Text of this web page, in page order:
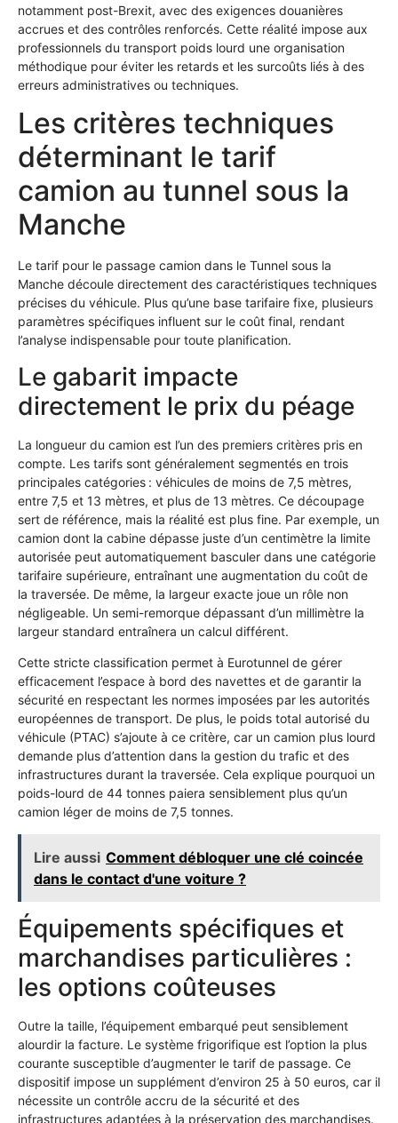
notamment post-Brexit, avec des exigences douanières
accrues et des contrôles renforcés. Cette réalité impose aux
professionnels du transport poids lourd une organisation
méthodique pour éviter les retards et les surcoûts liés à des
erreurs administratives ou techniques.
Les critères techniques
déterminant le tarif
camion au tunnel sous la
Manche
Le tarif pour le passage camion dans le Tunnel sous la
Manche découle directement des caractéristiques techniques
précises du véhicule. Plus qu’une base tarifaire fixe, plusieurs
paramètres spécifiques influent sur le coût final, rendant
l’analyse indispensable pour toute planification.
Le gabarit impacte
directement le prix du péage
La longueur du camion est l’un des premiers critères pris en
compte. Les tarifs sont généralement segmentés en trois
principales catégories : véhicules de moins de 7,5 mètres,
entre 7,5 et 13 mètres, et plus de 13 mètres. Ce découpage
sert de référence, mais la réalité est plus fine. Par exemple, un
camion dont la cabine dépasse juste d’un centimètre la limite
autorisée peut automatiquement basculer dans une catégorie
tarifaire supérieure, entraînant une augmentation du coût de
la traversée. De même, la largeur exacte joue un rôle non
négligeable. Un semi-remorque dépassant d’un millimètre la
largeur standard entraînera un calcul différent.
Cette stricte classification permet à Eurotunnel de gérer
efficacement l’espace à bord des navettes et de garantir la
sécurité en respectant les normes imposées par les autorités
européennes de transport. De plus, le poids total autorisé du
véhicule (PTAC) s’ajoute à ce critère, car un camion plus lourd
demande plus d’attention dans la gestion du trafic et des
infrastructures durant la traversée. Cela explique pourquoi un
poids-lourd de 44 tonnes paiera sensiblement plus qu’un
camion léger de moins de 7,5 tonnes.
Lire aussi Comment débloquer une clé coincée
dans le contact d'une voiture ?
Équipements spécifiques et
marchandises particulières :
les options coûteuses
Outre la taille, l’équipement embarqué peut sensiblement
alourdir la facture. Le système frigorifique est l’option la plus
courante susceptible d’augmenter le tarif de passage. Ce
dispositif impose un supplément d’environ 25 à 50 euros, car il
nécessite un contrôle accru de la sécurité et des
infrastructures adaptées à la préservation des marchandises.